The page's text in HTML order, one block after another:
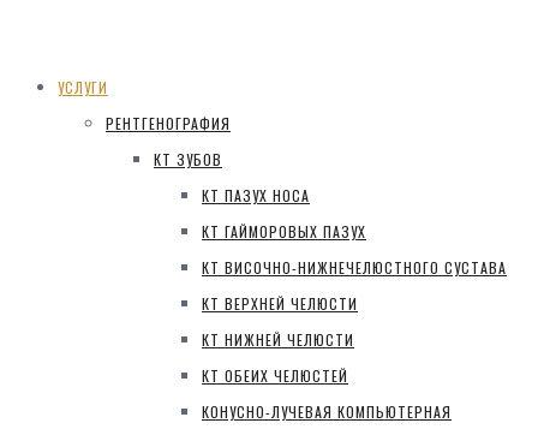
УСЛУГИ
РЕНТГЕНОГРАФИЯ
КТ ЗУБОВ
КТ ПАЗУХ НОСА
КТ ГАЙМОРОВЫХ ПАЗУХ
КТ ВИСОЧНО-НИЖНЕЧЕЛЮСТНОГО СУСТАВА
КТ ВЕРХНЕЙ ЧЕЛЮСТИ
КТ НИЖНЕЙ ЧЕЛЮСТИ
КТ ОБЕИХ ЧЕЛЮСТЕЙ
КОНУСНО-ЛУЧЕВАЯ КОМПЬЮТЕРНАЯ